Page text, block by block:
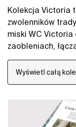
Kolekcja Victoria
zwolenników
miski WC
zaobleniach,
oferuje
Wyświetl całą